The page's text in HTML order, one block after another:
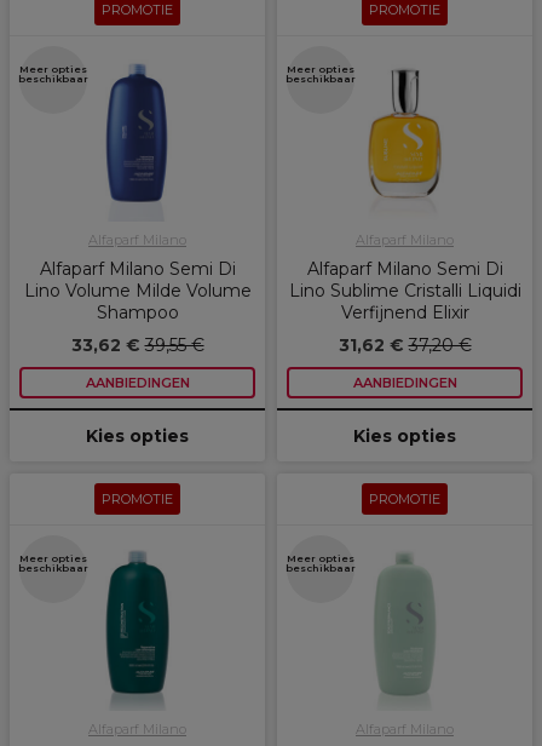
PROMOTIE
Meer opties
beschikbaar
Alfaparf Milano
Alfaparf Milano Semi Di
Lino Volume Milde Volume
Shampoo
33,62 €39,55 €
AANBIEDINGEN
Kies opties
PROMOTIE
Meer opties
beschikbaar
Alfaparf Milano
Alfaparf Milano Semi Di
Lino Sublime Cristalli Liquidi
Verfijnend Elixir
31,62 €37,20 €
AANBIEDINGEN
Kies opties
PROMOTIE
Meer opties
beschikbaar
Alfaparf Milano
PROMOTIE
Meer opties
beschikbaar
Alfaparf Milano